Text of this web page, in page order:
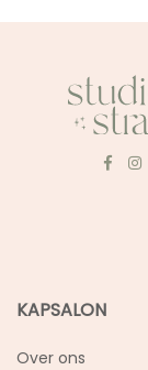
KAPSALON
Over ons